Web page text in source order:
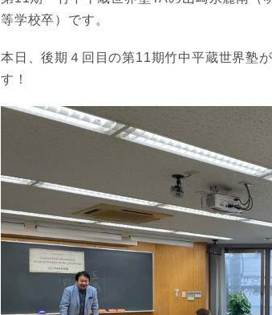
等学校卒）です。
本日、後期４回目の第11期竹中平蔵世界塾
す！